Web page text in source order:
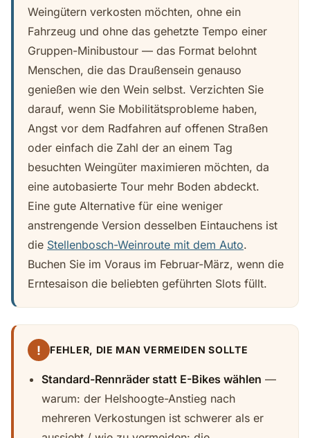
Weingütern verkosten möchten, ohne ein
Fahrzeug und ohne das gehetzte Tempo einer
Gruppen-Minibustour — das Format belohnt
Menschen, die das Draußensein genauso
genießen wie den Wein selbst. Verzichten Sie
darauf, wenn Sie Mobilitätsprobleme haben,
Angst vor dem Radfahren auf offenen Straßen
oder einfach die Zahl der an einem Tag
besuchten Weingüter maximieren möchten, da
eine autobasierte Tour mehr Boden abdeckt.
Eine gute Alternative für eine weniger
anstrengende Version desselben Eintauchens ist
die Stellenbosch-Weinroute mit dem Auto.
Buchen Sie im Voraus im Februar-März, wenn die
Erntesaison die beliebten geführten Slots füllt.
! FEHLER, DIE MAN VERMEIDEN SOLLTE
Standard-Rennräder statt E-Bikes wählen —
warum: der Helshoogte-Anstieg nach
mehreren Verkostungen ist schwerer als er